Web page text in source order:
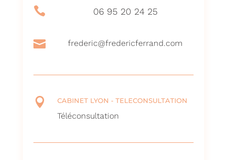
 06 95 20 24 25
 frederic@fredericferrand.com
 CABINET LYON - TELECONSULTATION
Téléconsultation